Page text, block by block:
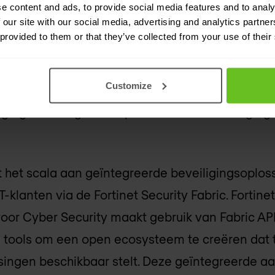
content and ads, to provide social media features and to
site with our social media, advertising and analytics
to them or that they’ve collected from your use of
Customize
en industriële
goed geïntegreerde oplossingen op basis van
gegevens. Hierme wordt de
processen en (IoT-)dingen
het scala aan geïntegreerde
klanten via de Fortinet Security Fabric.
Cyber Security maakt gebruik van Fabric
om een ​​open ecosysteem te creëren
beschikbaar stelt. Deze geïntegreerde